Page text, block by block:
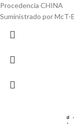
Procedencia CHINA
Suministrado por McT-